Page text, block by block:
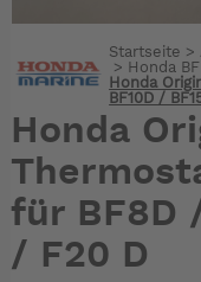
Startseite >
> Honda
Honda
BF10D /
Honda
für BF8D
/ F20 D